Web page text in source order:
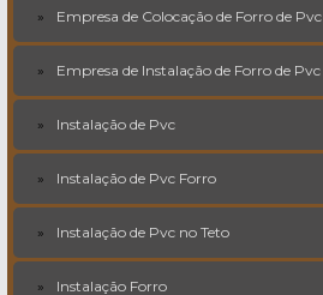
Empresa de Colocação de Forro de Pvc
Empresa de Instalação de Forro de Pvc
Instalação de Pvc
Instalação de Pvc Forro
Instalação de Pvc no Teto
Instalação Forro